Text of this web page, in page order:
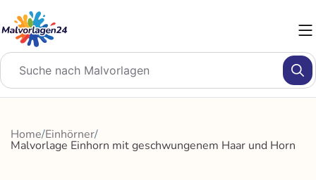
Inhalt
springen
Home/Einhörner/
Malvorlage Einhorn mit geschwungenem Haar und Horn